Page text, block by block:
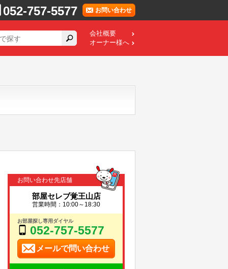
052-757-5577 お問い合わせ
会社概要
オーナー様へ
お問い合わせ先店舗
部屋セレブ覚王山店
営業時間：10:00～18:30
お部屋探し専用ダイヤル
052-757-5577
メールで問い合わせ